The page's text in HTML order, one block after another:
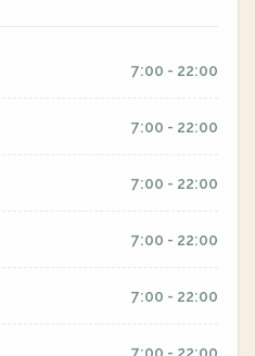
7:00 - 22:00
7:00 - 22:00
7:00 - 22:00
7:00 - 22:00
7:00 - 22:00